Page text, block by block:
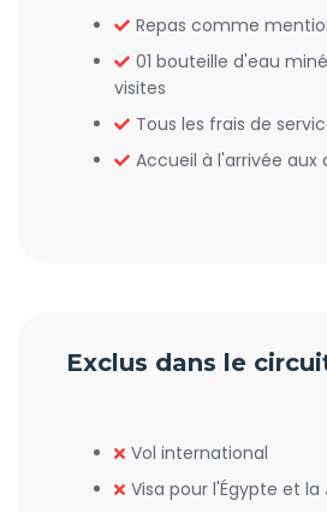
Repas comme
01 bouteille d'eau
visites
Tous les frais de
Accueil à l'arrivée aux
Exclus dans le
Vol international
Visa pour l'Égypte et la